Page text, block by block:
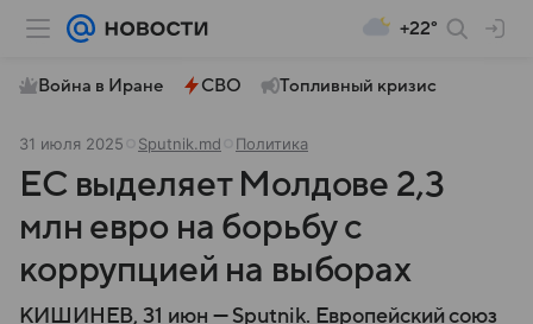
+22°
Война в Иране СВО Топливный кризис
31 июля 2025 Sputnik.md Политика
ЕС выделяет Молдове 2,3
млн евро на борьбу с
коррупцией на выборах
КИШИНЕВ, 31 июн — Sputnik. Европейский союз